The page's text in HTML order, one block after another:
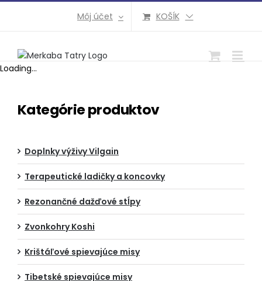
Môj účet KOŠÍK
Loading...
Kategórie produktov
Doplnky výživy Vilgain
Terapeutické ladičky a koncovky
Rezonančné dažďové stĺpy
Zvonkohry Koshi
Krištáľové spievajúce misy
Tibetské spievajúce misy